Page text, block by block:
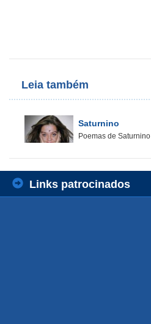
Leia também
Saturnino
Poemas de Saturnino
Links patrocinados